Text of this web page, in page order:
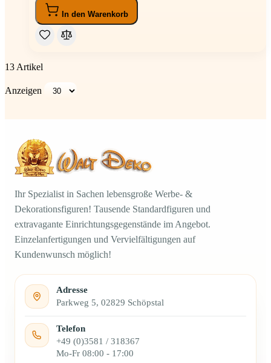
In den Warenkorb
13 Artikel
Anzeigen
Ihr Spezialist in Sachen lebensgroße Werbe- &
Dekorationsfiguren! Tausende Standardfiguren und
extravagante Einrichtungsgegenstände im Angebot.
Einzelanfertigungen und Vervielfältigungen auf
Kundenwunsch möglich!
Adresse
Parkweg 5, 02829 Schöpstal
Telefon
+49 (0)3581 / 318367
Mo-Fr 08:00 - 17:00